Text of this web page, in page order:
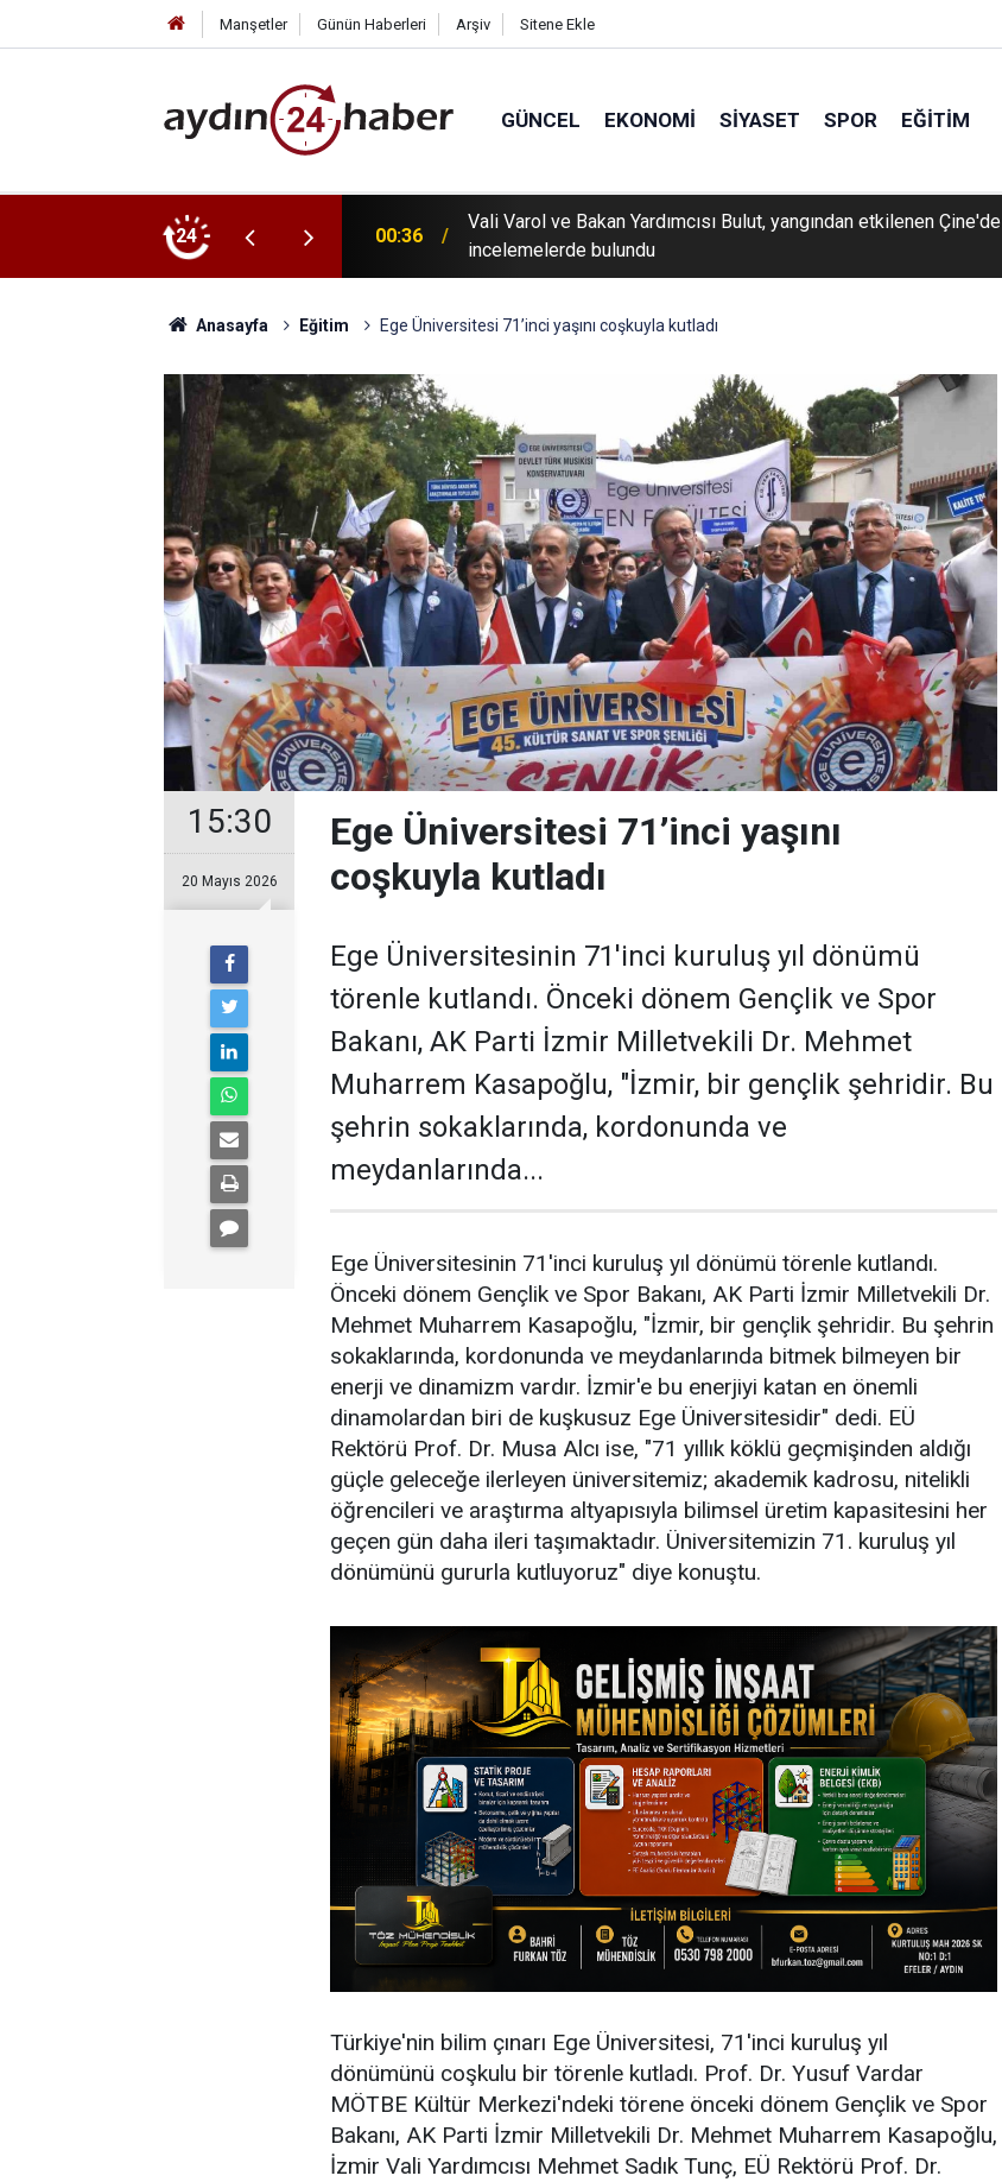
Manşetler Günün Haberleri Arşiv Sitene Ekle
GÜNCEL EKONOMI SIYASET SPOR EĞITIM
24
Karacasu Dedebağ Dedesi Keşkek
00:36
Vali Varol ve Bakan Yardımcısı Bulut, yangından etkilenen Çine'de
incelemelerde bulundu
Anasayfa Eğitim Ege Üniversitesi 71’inci yaşını coşkuyla kutladı
15:30
20 Mayıs 2026
Ege Üniversitesi 71’inci yaşını
coşkuyla kutladı
Ege Üniversitesinin 71'inci kuruluş yıl dönümü
törenle kutlandı. Önceki dönem Gençlik ve Spor
Bakanı, AK Parti İzmir Milletvekili Dr. Mehmet
Muharrem Kasapoğlu, "İzmir, bir gençlik şehridir. Bu
şehrin sokaklarında, kordonunda ve
meydanlarında...
Ege Üniversitesinin 71'inci kuruluş yıl dönümü törenle kutlandı.
Önceki dönem Gençlik ve Spor Bakanı, AK Parti İzmir Milletvekili Dr.
Mehmet Muharrem Kasapoğlu, "İzmir, bir gençlik şehridir. Bu şehrin
sokaklarında, kordonunda ve meydanlarında bitmek bilmeyen bir
enerji ve dinamizm vardır. İzmir'e bu enerjiyi katan en önemli
dinamolardan biri de kuşkusuz Ege Üniversitesidir" dedi. EÜ
Rektörü Prof. Dr. Musa Alcı ise, "71 yıllık köklü geçmişinden aldığı
güçle geleceğe ilerleyen üniversitemiz; akademik kadrosu, nitelikli
öğrencileri ve araştırma altyapısıyla bilimsel üretim kapasitesini her
geçen gün daha ileri taşımaktadır. Üniversitemizin 71. kuruluş yıl
dönümünü gururla kutluyoruz" diye konuştu.
Türkiye'nin bilim çınarı Ege Üniversitesi, 71'inci kuruluş yıl
dönümünü coşkulu bir törenle kutladı. Prof. Dr. Yusuf Vardar
MÖTBE Kültür Merkezi'ndeki törene önceki dönem Gençlik ve Spor
Bakanı, AK Parti İzmir Milletvekili Dr. Mehmet Muharrem Kasapoğlu,
İzmir Vali Yardımcısı Mehmet Sadık Tunç, EÜ Rektörü Prof. Dr.